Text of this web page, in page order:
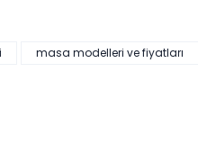
masa modelleri ve fiyatları